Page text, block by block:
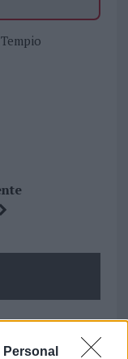
il Campo Base: